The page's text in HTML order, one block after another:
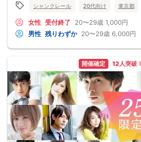
シャンクレール 20代向け 東京都
女性 受付終了 20〜29歳 1,000円
男性 残りわずか 20〜29歳 6,000円
開催確定 12人突破！